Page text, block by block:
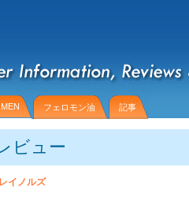
フェロモン油 記事
ビュー
イノルズ